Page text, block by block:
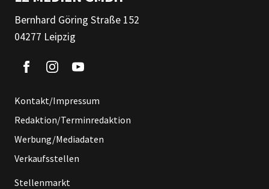
Bernhard Göring Straße 152
04277 Leipzig
Kontakt/Impressum
Redaktion/Terminredaktion
Werbung/Mediadaten
Verkaufsstellen
Stellenmarkt